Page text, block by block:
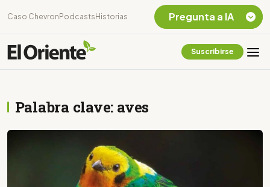
Caso Chevron Podcasts Historias
Suscribirse
Palabra clave: aves
Pregunta a IA
Amazonia Ecuatoriana